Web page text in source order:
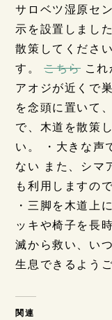
サロベツ湿原セ
示を設置しまし
散策してくださ
す。こちら こ
アオジが近くで
を念頭に置いて
で、木道を散策
い。 ・大きな声
ない また、シマ
も利用しますの
・三脚を木道上
ッキや椅子を長
滅から救い、い
生息できるよう
関連